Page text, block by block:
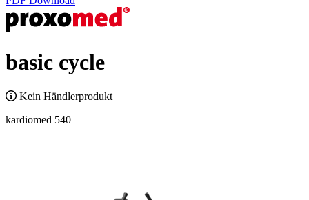
basic cycle
Kein Händlerprodukt
kardiomed 540